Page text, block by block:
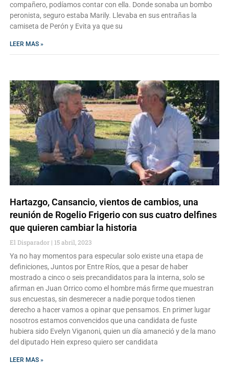
compañero, podíamos contar con ella. Donde sonaba un bombo
peronista, seguro estaba Marily. Llevaba en sus entrañas la
camiseta de Perón y Evita ya que su
LEER MAS »
Hartazgo, Cansancio, vientos de cambios, una
reunión de Rogelio Frigerio con sus cuatro delfines
que quieren cambiar la historia
El Disparador
15 abril, 2023
Ya no hay momentos para especular solo existe una etapa de
definiciones, Juntos por Entre Ríos, que a pesar de haber
mostrado a cinco o seis precandidatos para la interna, solo se
afirman en Juan Orrico como el hombre más firme que muestran
sus encuestas, sin desmerecer a nadie porque todos tienen
derecho a hacer vamos a opinar que pensamos. En primer lugar
nosotros estamos convencidos que una candidata de fuste
hubiera sido Evelyn Viganoni, quien un día amaneció y de la mano
del diputado Hein expreso quiero ser candidata
LEER MAS »